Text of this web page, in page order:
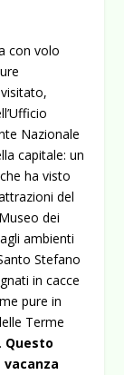
con volo
Nazionale
capitale: un
ha visto
del
dei
ambienti
Stefano
in cacce
pure in
Terme
Questo